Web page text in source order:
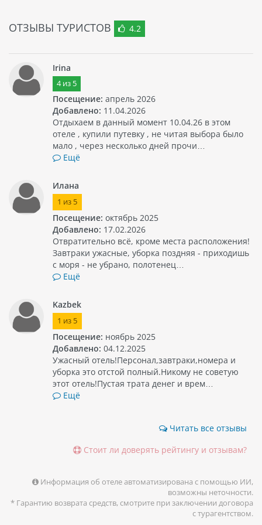
ОТЗЫВЫ ТУРИСТОВ 4.2
Irina
4из 5
Посещение: апрель 2026
Добавлено: 11.04.2026
Отдыхаем в данный момент 10.04.26 в этом
отеле , купили путевку , не читая выбора было
мало , через несколько дней прочи…
Ещё
Илана
1 из 5
Посещение: октябрь 2025
Добавлено: 17.02.2026
Отвратительно всё, кроме места расположения!
Завтраки ужасные, уборка поздняя - приходишь
с моря - не убрано, полотенец…
Ещё
Kazbek
1 из 5
Посещение: ноябрь 2025
Добавлено: 04.12.2025
Ужасный отель!Персонал,завтраки,номера и
уборка это отстой полный.Никому не советую
этот отель!Пустая трата денег и врем…
Ещё
Читать все отзывы
Стоит ли доверять рейтингу и отзывам?
Информация об отеле автоматизирована с помощью ИИ,
возможны неточности.
* Гарантию возврата средств, смотрите при заключении договора
с турагентством.